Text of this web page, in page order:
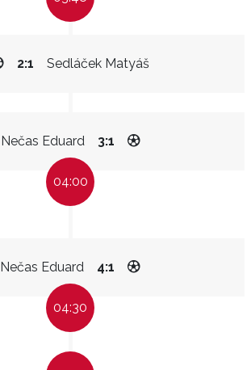
Sedláček Matyáš
2:1
Nečas Eduard 3:1
04:00
Nečas Eduard 4:1
04:30